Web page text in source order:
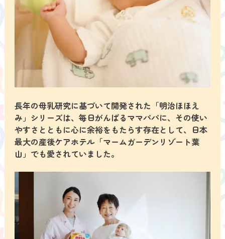
長年の母乳研究に基づいて開発された「明治ほほえ
み」シリーズは、毎日がんばるママパパに、その使い
やすさとともに心に余裕をもたらす存在として、日本
最大の産後ケアホテル「マームガーデンリゾート葉
山」でも愛されていました。